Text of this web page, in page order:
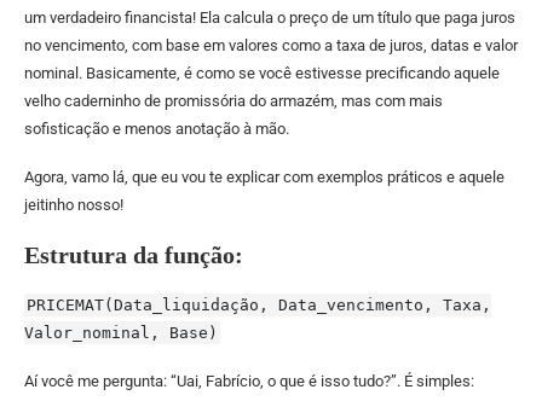
um verdadeiro financista! Ela calcula o preço de um título que paga juros
no vencimento, com base em valores como a taxa de juros, datas e valor
nominal. Basicamente, é como se você estivesse precificando aquele
velho caderninho de promissória do armazém, mas com mais
sofisticação e menos anotação à mão.
Agora, vamo lá, que eu vou te explicar com exemplos práticos e aquele
jeitinho nosso!
Estrutura da função:
PRICEMAT(Data_liquidação, Data_vencimento, Taxa,
Valor_nominal, Base)
Aí você me pergunta: “Uai, Fabrício, o que é isso tudo?”. É simples: